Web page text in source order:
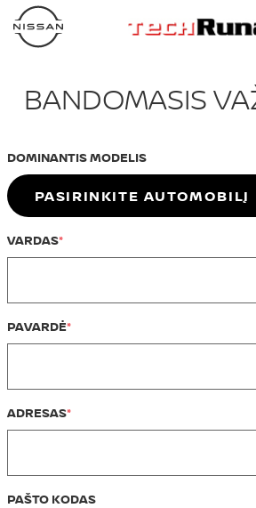
BANDOMASIS
DOMINANTIS MODELIS
PASIRINKITE AUTOMOBILĮ
VARDAS
PAVARDĖ
ADRESAS
PAŠTO KODAS